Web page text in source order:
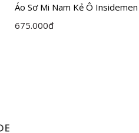
Áo Sơ Mi Nam Kẻ Ô
ISS067FAH0
675.000đ